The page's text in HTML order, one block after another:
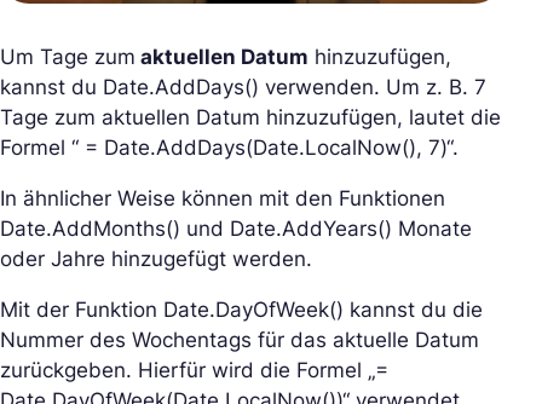
Um Tage zum aktuellen Datum hinzuzufügen,
kannst du Date.AddDays() verwenden. Um z. B. 7
Tage zum aktuellen Datum hinzuzufügen, lautet die
Formel “ = Date.AddDays(Date.LocalNow(), 7)“.
In ähnlicher Weise können mit den Funktionen
Date.AddMonths() und Date.AddYears() Monate
oder Jahre hinzugefügt werden.
Mit der Funktion Date.DayOfWeek() kannst du die
Nummer des Wochentags für das aktuelle Datum
zurückgeben. Hierfür wird die Formel „=